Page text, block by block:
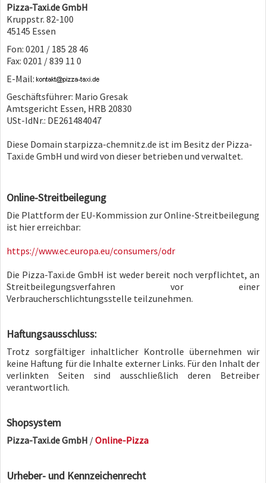
Pizza-Taxi.de GmbH
Kruppstr. 82-100
45145 Essen
Fon: 0201 / 185 28 46
Fax: 0201 / 839 11 0
E-Mail:
Geschäftsführer: Mario Gresak
Amtsgericht Essen, HRB 20830
USt-IdNr.: DE261484047
Diese Domain starpizza-chemnitz.de ist im Besitz der Pizza-
Taxi.de GmbH und wird von dieser betrieben und verwaltet.
Online-Streitbeilegung
Die Plattform der EU-Kommission zur Online-Streitbeilegung
ist hier erreichbar:
https://www.ec.europa.eu/consumers/odr
Die Pizza-Taxi.de GmbH ist weder bereit noch verpflichtet, an
Streitbeilegungsverfahren vor einer
Verbraucherschlichtungsstelle teilzunehmen.
Haftungsausschluss:
Trotz sorgfältiger inhaltlicher Kontrolle übernehmen wir
keine Haftung für die Inhalte externer Links. Für den Inhalt der
verlinkten Seiten sind ausschließlich deren Betreiber
verantwortlich.
Shopsystem
Pizza-Taxi.de GmbH /Online-Pizza
Urheber- und Kennzeichenrecht